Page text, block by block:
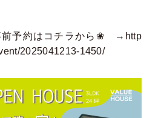
前予約はコチラから❀ → http
2025041213-1450/